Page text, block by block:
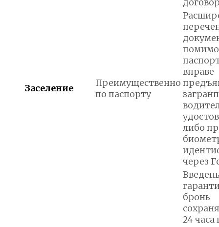
Заселение
Преимущественно
по паспорту
помимо
вправе
либо
через
бронь
24 часа